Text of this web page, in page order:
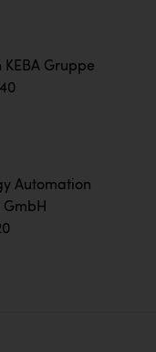
Gruppe
Automation
GmbH